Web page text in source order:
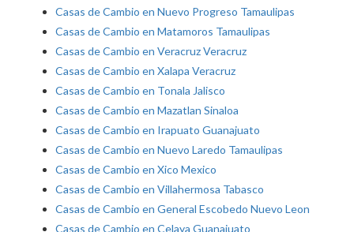
Casas de Cambio en Nuevo Progreso Tamaulipas
Casas de Cambio en Matamoros Tamaulipas
Casas de Cambio en Veracruz Veracruz
Casas de Cambio en Xalapa Veracruz
Casas de Cambio en Tonala Jalisco
Casas de Cambio en Mazatlan Sinaloa
Casas de Cambio en Irapuato Guanajuato
Casas de Cambio en Nuevo Laredo Tamaulipas
Casas de Cambio en Xico Mexico
Casas de Cambio en Villahermosa Tabasco
Casas de Cambio en General Escobedo Nuevo Leon
Casas de Cambio en Celaya Guanajuato